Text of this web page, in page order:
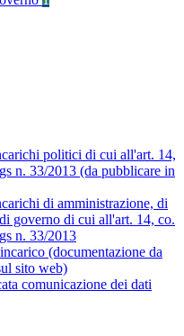
politici di cui all'art. 14,
n. 33/2013 (da pubblicare in
di amministrazione, di
governo di cui all'art. 14, co.
n. 33/2013
(documentazione da
sito web)
comunicazione dei dati